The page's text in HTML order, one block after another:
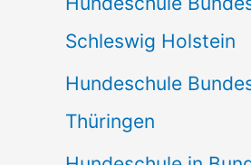
Schleswig Holstein
Hundeschule
Thüringen